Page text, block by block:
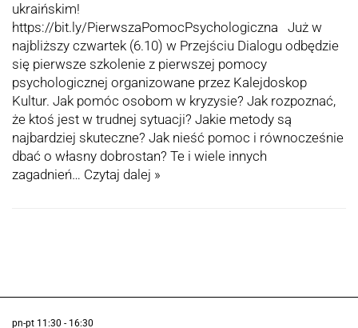
ukraińskim!
https://bit.ly/PierwszaPomocPsychologiczna Już w
najbliższy czwartek (6.10) w Przejściu Dialogu odbędzie
się pierwsze szkolenie z pierwszej pomocy
psychologicznej organizowane przez Kalejdoskop
Kultur. Jak pomóc osobom w kryzysie? Jak rozpoznać,
że ktoś jest w trudnej sytuacji? Jakie metody są
najbardziej skuteczne? Jak nieść pomoc i równocześnie
dbać o własny dobrostan? Te i wiele innych
zagadnień… Czytaj dalej »
pn-pt 11:30 - 16:30